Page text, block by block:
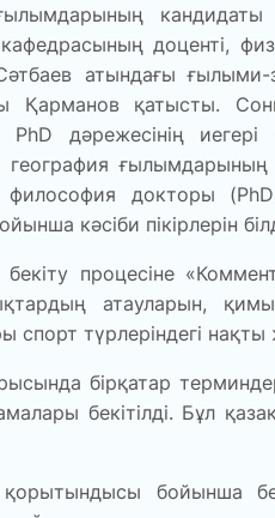
доценті,
атындағы ғылыми-
Қарманов қатысты.
PhD дәрежесінің
география
докторы
кәсіби пікірлерін
бекіту процесіне
атауларын,
спорт түрлеріндегі
бірқатар
бекітілді. Бұл
бойынша